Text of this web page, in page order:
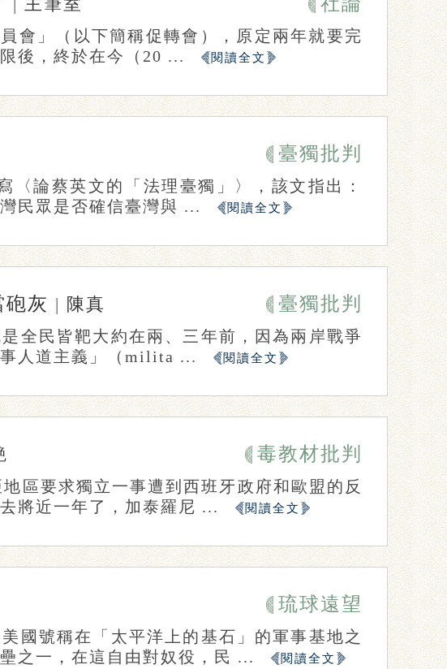
會」（以下簡稱促轉會），原定兩年就要完
後，終於在今（20 ...
閱讀全文
臺獨批判
〈論蔡英文的「法理臺獨」〉，該文指出：
民眾是否確信臺灣與 ...
閱讀全文
灰 | 陳真 臺獨批判
全民皆靶大約在兩、三年前，因為兩岸戰爭
人道主義」（milita ...
閱讀全文
毒教材批判
區要求獨立一事遭到西班牙政府和歐盟的反
將近一年了，加泰羅尼 ...
閱讀全文
琉球遠望
國號稱在「太平洋上的基石」的軍事基地之
之一，在這自由對奴役，民 ...
閱讀全文